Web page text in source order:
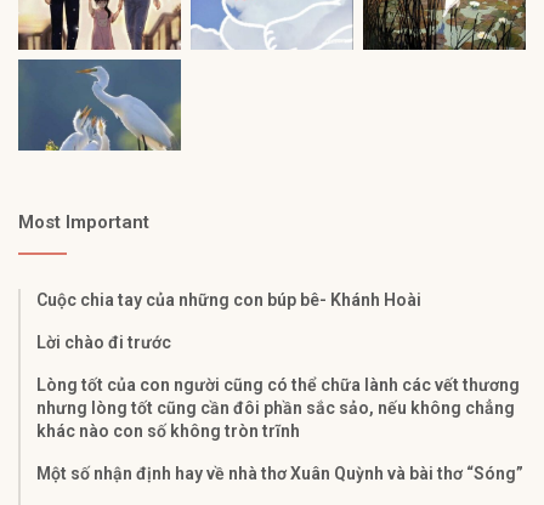
Most Important
Cuộc chia tay của những con búp bê- Khánh Hoài
Lời chào đi trước
Lòng tốt của con người cũng có thể chữa lành các vết thương
nhưng lòng tốt cũng cần đôi phần sắc sảo, nếu không chẳng
khác nào con số không tròn trĩnh
Một số nhận định hay về nhà thơ Xuân Quỳnh và bài thơ “Sóng”